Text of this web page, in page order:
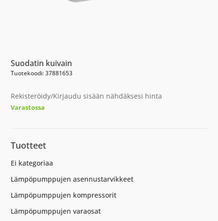
Suodatin kuivain
Tuotekoodi: 37881653
Rekisteröidy/Kirjaudu sisään nähdäksesi hinta
Varastossa
Tuotteet
Ei kategoriaa
Lämpöpumppujen asennustarvikkeet
Lämpöpumppujen kompressorit
Lämpöpumppujen varaosat